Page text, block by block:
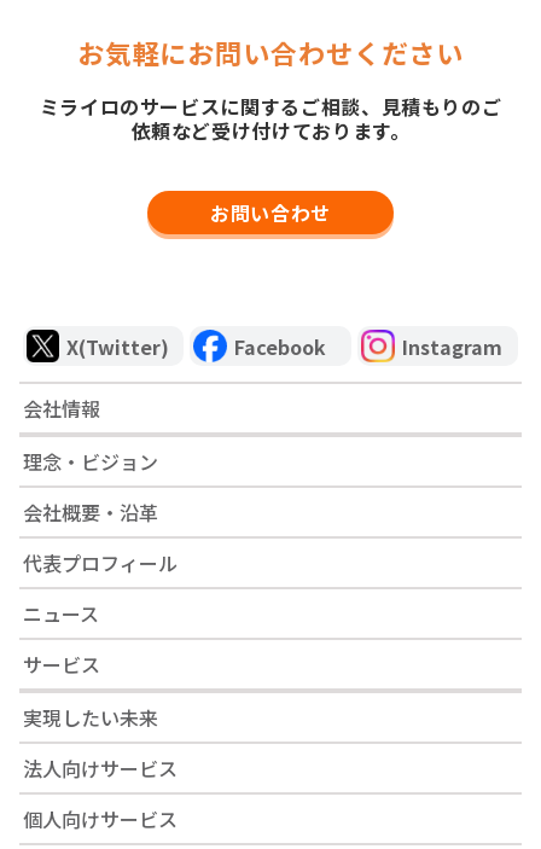
お気軽にお問い合わせください
ミライロのサービスに関するご相談、見積もりのご
依頼など受け付けております。
お問い合わせ
X(Twitter) Facebook Instagram
会社情報
理念・ビジョン
会社概要・沿革
代表プロフィール
ニュース
サービス
実現したい未来
法人向けサービス
個人向けサービス